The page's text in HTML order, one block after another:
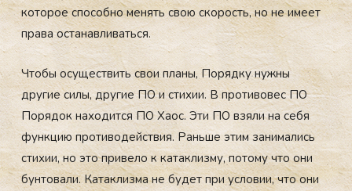
которое способно менять свою скорость, но не имеет
права останавливаться.
Чтобы осуществить свои планы, Порядку нужны
другие силы, другие ПО и стихии. В противовес ПО
Порядок находится ПО Хаос. Эти ПО взяли на себя
функцию противодействия. Раньше этим занимались
стихии, но это привело к катаклизму, потому что они
бунтовали. Катаклизма не будет при условии, что они